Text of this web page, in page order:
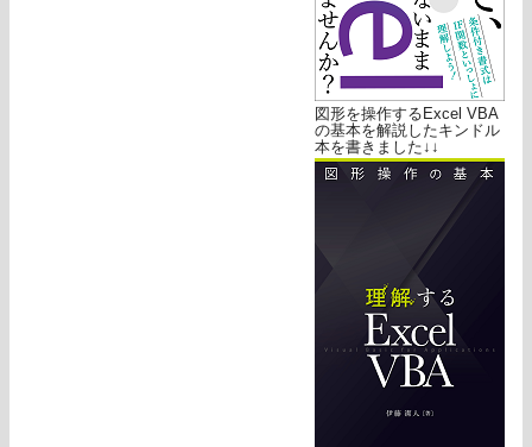
図形を操作するExcel VBA
の基本を解説したキンドル
本を書きました↓↓